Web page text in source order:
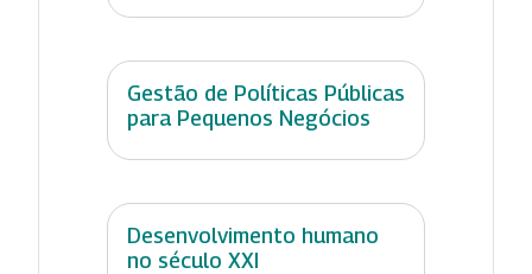
Gestão de Políticas Públicas
para Pequenos Negócios
Desenvolvimento humano
no século XXI